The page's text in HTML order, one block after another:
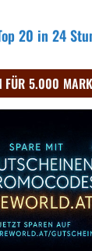
20 in 24
FÜR 5.000